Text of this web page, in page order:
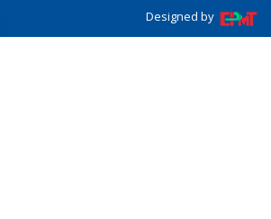
Designed by